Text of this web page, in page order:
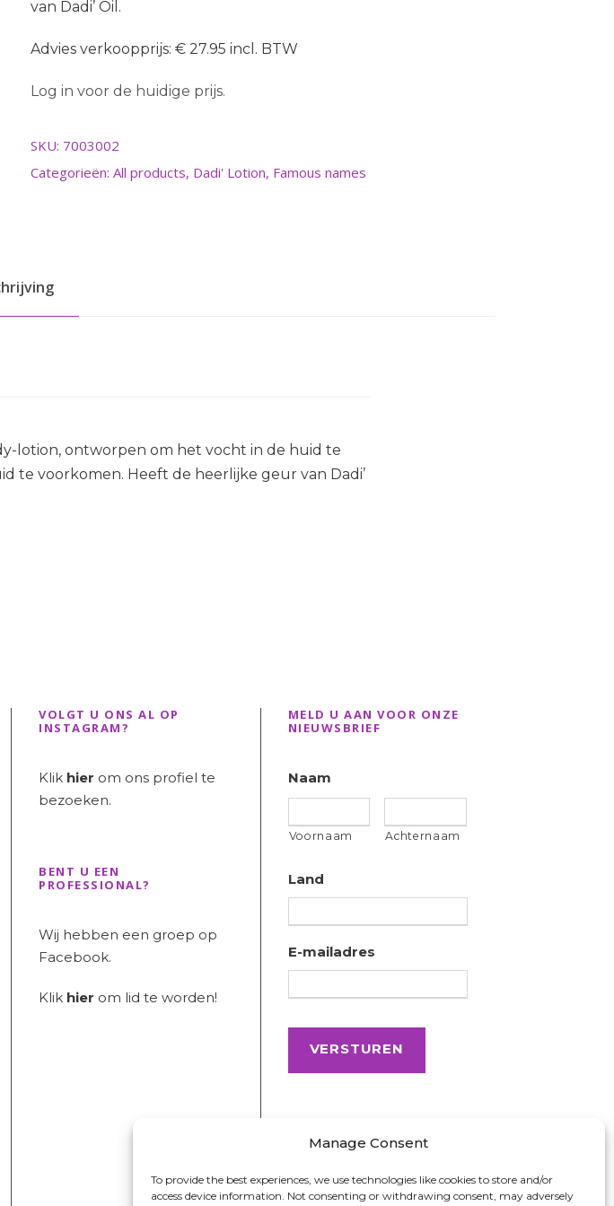
Manage Consent
To provide the best experiences, we use technologies like cookies to store and/or
access device information. Not consenting or withdrawing consent, may adversely
van Dadi’ Oil.
Advies verkoopprijs: € 27.95 incl. BTW
Log in voor de huidige prijs.
SKU: 7003002
Categorieën: All products, Dadi' Lotion, Famous names
lotion, ontworpen om het vocht in de huid te
te voorkomen. Heeft de heerlijke geur van Dadi’
VOLGT U ONS AL OP
INSTAGRAM?
Klik hier om ons profiel te
bezoeken.
BENT U EEN
PROFESSIONAL?
Wij hebben een groep op
Facebook.
Klik hier om lid te worden!
MELD U AAN VOOR ONZE
NIEUWSBRIEF
Naam
Voornaam Achternaam
Land
E-mailadres